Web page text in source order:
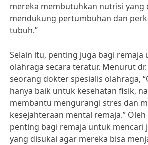
mereka membutuhkan nutrisi yang
mendukung pertumbuhan dan
tubuh.”
Selain itu, penting juga bagi remaja
olahraga secara teratur. Menurut
seorang dokter spesialis olahraga,
hanya baik untuk kesehatan fisik,
membantu mengurangi stres dan
kesejahteraan mental remaja.”
penting bagi remaja untuk mencari
yang disukai agar mereka bisa